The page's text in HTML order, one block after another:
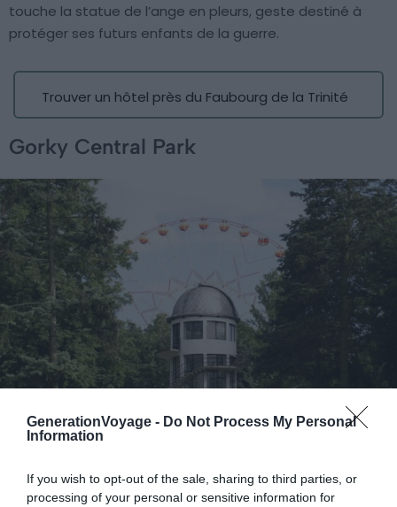
GenerationVoyage - Do Not Process My Personal
Information
If you wish to opt-out of the sale, sharing to third parties, or
processing of your personal or sensitive information for
touche la statue de l’ange en pleurs, geste destiné à
protéger ses futurs enfants de la guerre.
Trouver un hôtel près du Faubourg de la Trinité
Gorky Central Park
Crédit photo: Wikimedia Commons – Hanna Zelenko